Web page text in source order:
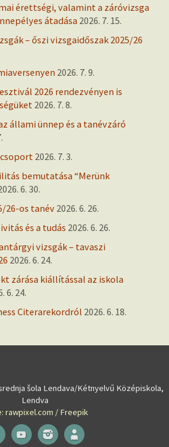
érettségi, valamint a záróvizsga
átadása 2026. 7. 15.
– őszi vizsgaidőszak 2025/26
2026. 7. 9.
2026 rendezvényen is
2026. 7. 8.
állami ünnep és a tanévzáró
2026. 7. 3.
bemutatása “Merünk
6. 30.
26-os tanév 2026. 6. 26.
és a tudás 2026. 6. 26.
vizsgák – tavaszi
2026. 6. 24.
zárása kiállítással az iskola
6. 24.
Citerarekordról 2026. 6. 18.
šola Lendava/Kétnyelvű Középiskola,
Lendva
rawpixel.com / Freepik